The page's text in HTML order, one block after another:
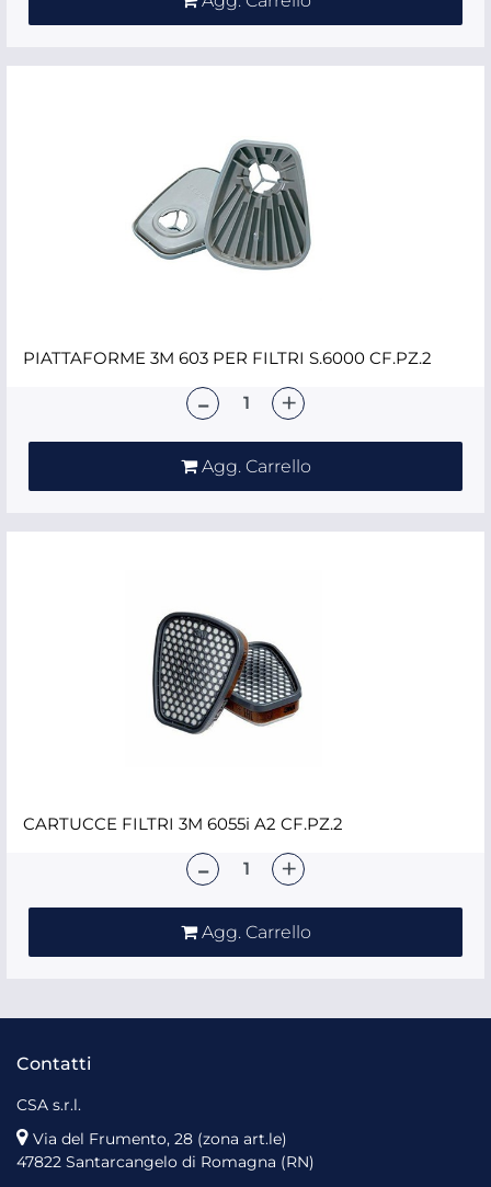
PIATTAFORME 3M 603 PER FILTRI S.6000 CF.PZ.2
Agg. Carrello
CARTUCCE FILTRI 3M 6055i A2 CF.PZ.2
Agg. Carrello
Contatti
CSA s.r.l.
Via del Frumento, 28 (zona art.le)
47822 Santarcangelo di Romagna (RN)